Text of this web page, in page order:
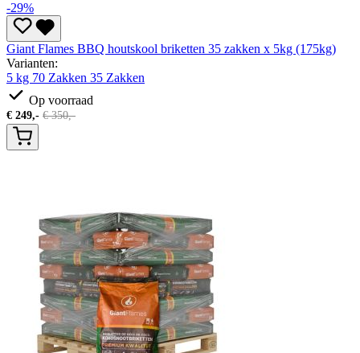
-29%
Giant Flames BBQ houtskool briketten 35 zakken x 5kg (175kg)
Varianten:
5 kg 70 Zakken 35 Zakken
Op voorraad
€ 249,- €350,-